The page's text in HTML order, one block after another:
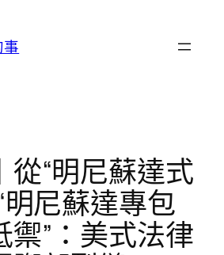
從“明尼蘇達式
明尼蘇達專包
禦”：美式法律